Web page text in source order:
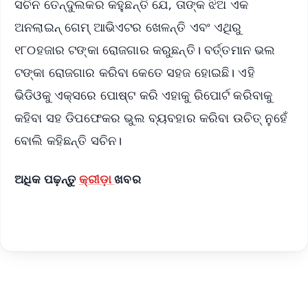
ସଚିନ ତେନ୍ଦୁଲକର କହୁଛନ୍ତି ଯେ, ତାଙ୍କ ଝିଅ ଏକ
ଅନଲାଇନ୍ ଗେମ୍ ଆଭିଏଟର ଖେଳନ୍ତି ଏବଂ ଏଥିରୁ
୧୮୦ହଜାର ଟଙ୍କା ରୋଜଗାର କରୁଛନ୍ତି। ବର୍ତ୍ତମାନ ଭଲ
ଟଙ୍କା ରୋଜଗାର କରିବା କେତେ ସହଜ ହୋଇଛି। ଏହି
ଭିଡିଓକୁ ଏକ୍ସରେ ପୋଷ୍ଟ କରି ଏହାକୁ ରିପୋର୍ଟ କରିବାକୁ
କହିବା ସହ ଡିପଫେକର ଭୁଲ ବ୍ୟବହାର କରିବା ଉଚିତ୍ ନୁହେଁ
ବୋଲି କହିଛନ୍ତି ସଚିନ।
ଅଧିକ ପଢ଼ନ୍ତୁ କ୍ରୀଡ଼ାଖବର